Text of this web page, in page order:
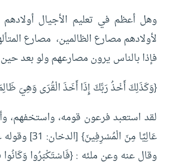
وهل أعظم في تعليم الأجيال أولادهم
لأولادهم مصارع الظالمين، مصارع
فإذا بالناس يرون مصارعهم ولو بعد
{وَكَذَلِكَ أَخْذُ رَبِّكَ إِذَا أَخَذَ الْقُرَى وَهِيَ
لقد استعبد فرعون قومه، واستخفهم،